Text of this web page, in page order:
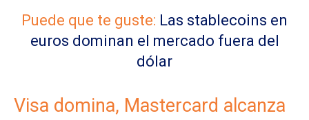
Puede que te guste: Las stablecoins en
euros dominan el mercado fuera del
dólar
Visa domina, Mastercard alcanza